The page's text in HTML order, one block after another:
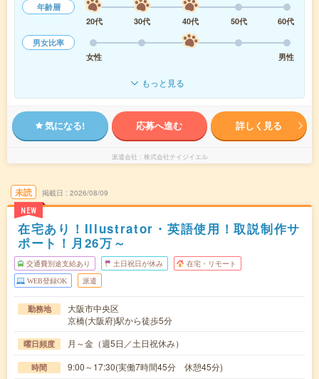
年齢層
20代
30代 40代 50代
60代
男女比率
女性
男性
もっと見る
気になる! 応募へ進む 詳しく見る
派遣会社 株式会社テイジイエル
未読
NEW
掲載日 2026/08/09
在宅あり！Illustrator・英語使用！取説制作サ
ポート！月26万～
交通費別途支給あり 土日祝日が休み 在宅・リモート
WEB登録OK 派遣
勤務地
大阪市中央区
京橋(大阪府)駅から徒歩5分
曜日頻度 月～金（週5日／土日祝休み）
時間 9:00～17:30(実働7時間45分 休憩45分)